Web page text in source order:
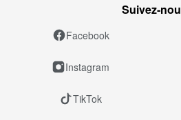
Facebook
Instagram
TikTok